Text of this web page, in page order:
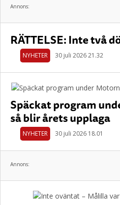
Annons:
RÄTTELSE: Inte två
NYHETER 30 juli 2026 21.32
Späckat program
så blir årets upplaga
NYHETER 30 juli 2026 18.01
Annons: